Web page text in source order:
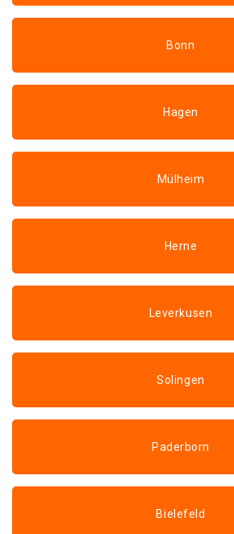
Bonn
Hagen
Mülheim
Herne
Leverkusen
Solingen
Paderborn
Bielefeld